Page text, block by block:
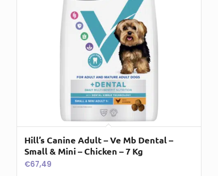
Hill’s Canine Adult – Ve Mb Dental –
Small & Mini – Chicken – 7 Kg
€67,49